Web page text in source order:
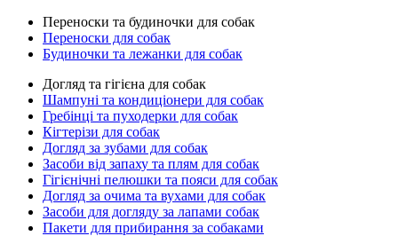
Переноски та будиночки для собак
Переноски для собак
Будиночки та лежанки для собак
Догляд та гігієна для собак
Шампуні та кондиціонери для собак
Гребінці та пуходерки для собак
Кігтерізи для собак
Догляд за зубами для собак
Засоби від запаху та плям для собак
Гігієнічні пелюшки та пояси для собак
Догляд за очима та вухами для собак
Засоби для догляду за лапами собак
Пакети для прибирання за собаками